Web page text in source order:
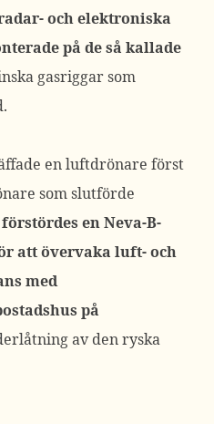
och elektroniska
på de så kallade
gasriggar som
en luftdrönare först
som slutförde
förstördes en Neva-B-
att övervaka luft- och
med
på
av den ryska